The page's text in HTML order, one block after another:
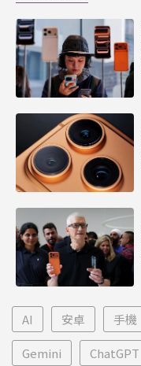
AI 安卓 手機
Gemini ChatGPT